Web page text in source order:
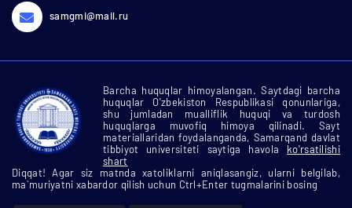
samgmi@mail.ru
Barcha huquqlar himoyalangan. Saytdagi barcha
huquqlar O'zbekiston Respublikasi qonunlariga,
shu jumladan mualliflik huquqi va turdosh
huquqlarga muvofiq himoya qilinadi. Sayt
materiallaridan foydalanganda, Samarqand davlat
tibbiyot universiteti saytiga havola ko'rsatilishi
shart
Diqqat! Agar siz matnda xatoliklarni aniqlasangiz, ularni belgilab,
ma`muriyatni xabardor qilish uchun Ctrl+Enter tugmalarini bosing